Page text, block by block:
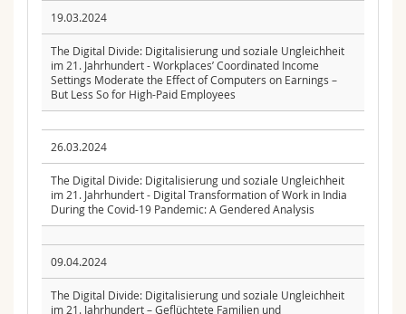
19.03.2024
The Digital Divide: Digitalisierung und soziale Ungleichheit
im 21. Jahrhundert - Workplaces’ Coordinated Income
Settings Moderate the Effect of Computers on Earnings –
But Less So for High-Paid Employees
26.03.2024
The Digital Divide: Digitalisierung und soziale Ungleichheit
im 21. Jahrhundert - Digital Transformation of Work in India
During the Covid-19 Pandemic: A Gendered Analysis
09.04.2024
The Digital Divide: Digitalisierung und soziale Ungleichheit
im 21. Jahrhundert – Geflüchtete Familien und